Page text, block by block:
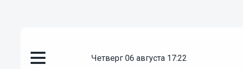
четверг 06 августа 17:22